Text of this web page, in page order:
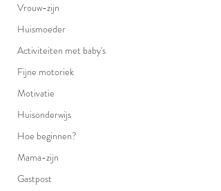
Vrouw-zijn
Huismoeder
Activiteiten met baby's
Fijne motoriek
Motivatie
Huisonderwijs
Hoe beginnen?
Mama-zijn
Gastpost